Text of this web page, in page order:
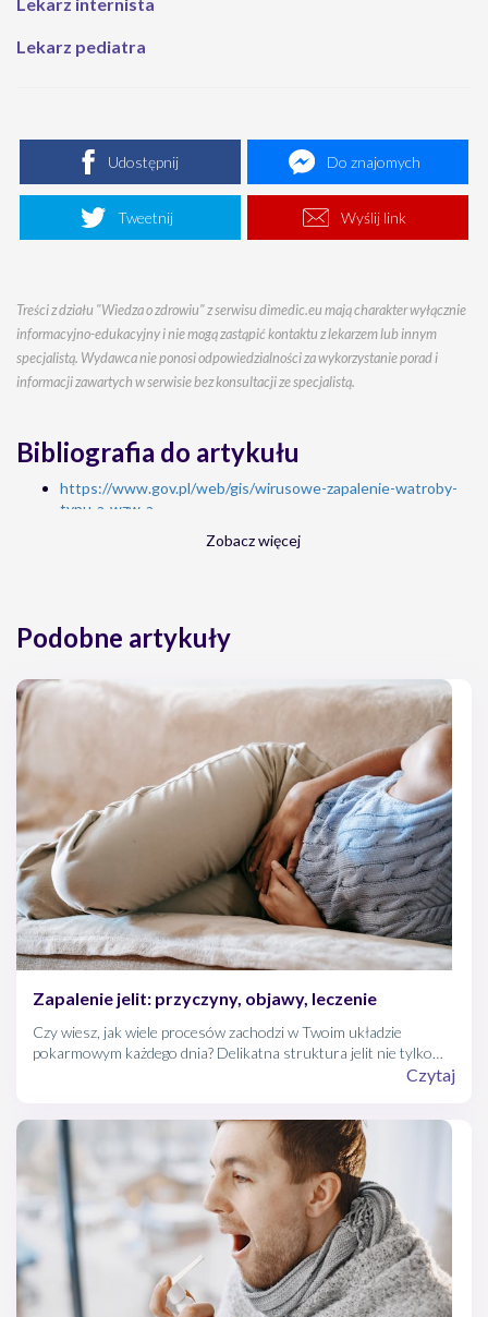
Lekarz pediatra
Udostępnij Do znajomych
Tweetnij Wyślij link
Treści z działu "Wiedza o zdrowiu" z serwisu dimedic.eu mają charakter wyłącznie
informacyjno-edukacyjny i nie mogą zastąpić kontaktu z lekarzem lub innym
specjalistą. Wydawca nie ponosi odpowiedzialności za wykorzystanie porad i
informacji zawartych w serwisie bez konsultacji ze specjalistą.
Bibliografia do artykułu
https://www.gov.pl/web/gis/wirusowe-zapalenie-watroby-
typu-a-wzw-a
w%C4%85troby-typu-wzw
Zobacz więcej
Podobne artykuły
Zapalenie jelit: przyczyny, objawy, leczenie
Czy wiesz, jak wiele procesów zachodzi w Twoim układzie
pokarmowym każdego dnia? Delikatna struktura jelit nie tylko
umożliwia przyswajanie składników odżywczych, ale też bierze
całkowicie zaburzone.
Czytaj